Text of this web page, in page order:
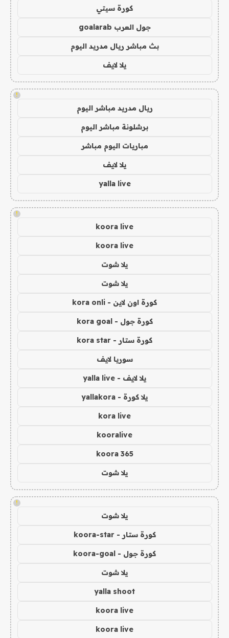
كورة سيتي
جول العرب goalarab
بث مباشر ريال مدريد اليوم
يلا لايف
!
ريال مدريد مباشر اليوم
برشلونة مباشر اليوم
مباريات اليوم مباشر
يلا لايف
yalla live
!
koora live
koora live
يلا شوت
يلا شوت
كورة اون لاين - kora onli
كورة جول - kora goal
كورة ستار - kora star
سوريا لايف
يلا لايف - yalla live
يلا كورة - yallakora
kora live
kooralive
koora 365
يلا شوت
!
يلا شوت
كورة ستار - koora-star
كورة جول - koora-goal
يلا شوت
yalla shoot
koora live
koora live